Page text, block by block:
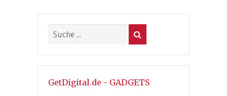
GetDigital.de - GADGETS